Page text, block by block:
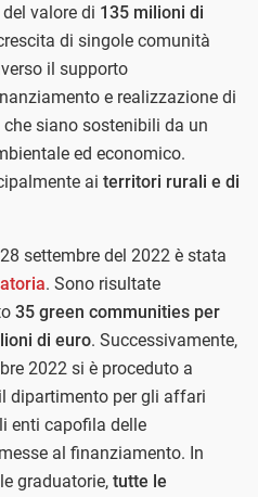
valore di 135 milioni di
di singole comunità
il supporto
e realizzazione di
siano sostenibili da un
ed economico.
ai territori rurali e di
settembre del 2022 è stata
. Sono risultate
35 green communities per
di euro. Successivamente,
2022 si è proceduto a
dipartimento per gli affari
enti capofila delle
al finanziamento. In
graduatorie, tutte le